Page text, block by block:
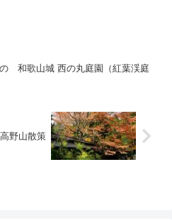
和歌山城 西の丸庭園（紅葉渓庭
野山散策